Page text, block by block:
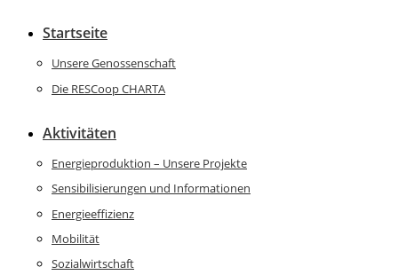
Startseite
Unsere Genossenschaft
Die RESCoop CHARTA
Aktivitäten
Energieproduktion – Unsere Projekte
Sensibilisierungen und Informationen
Energieeffizienz
Mobilität
Sozialwirtschaft